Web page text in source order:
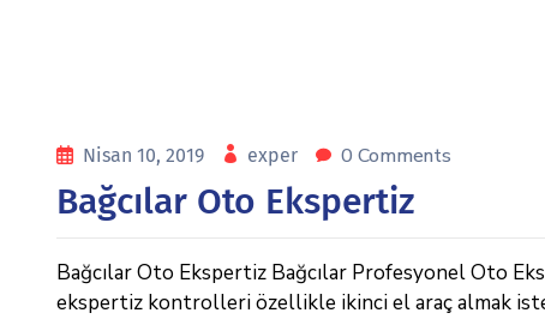
Nisan 10, 2019 exper 0 Comments
Bağcılar Oto Ekspertiz
Bağcılar Oto Ekspertiz Bağcılar Profesyonel Oto
ekspertiz kontrolleri özellikle ikinci el araç almak